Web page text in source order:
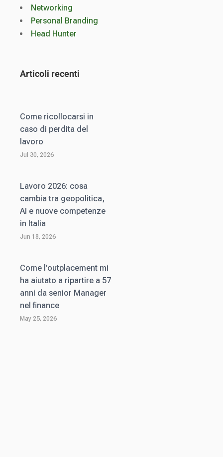
Networking
Personal Branding
Head Hunter
Articoli recenti
Come ricollocarsi in
caso di perdita del
lavoro
Jul 30, 2026
Lavoro 2026: cosa
cambia tra geopolitica,
AI e nuove competenze
in Italia
Jun 18, 2026
Come l’outplacement mi
ha aiutato a ripartire a 57
anni da senior Manager
nel finance
May 25, 2026